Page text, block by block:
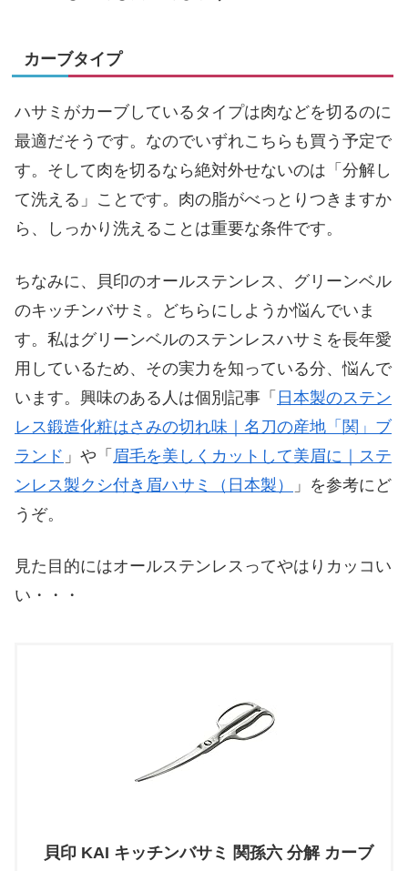
カーブタイプ
ハサミがカーブしているタイプは肉などを切るのに
最適だそうです。なのでいずれこちらも買う予定で
す。そして肉を切るなら絶対外せないのは「分解し
て洗える」ことです。肉の脂がべっとりつきますか
ら、しっかり洗えることは重要な条件です。
ちなみに、貝印のオールステンレス、グリーンベル
のキッチンバサミ。どちらにしようか悩んでいま
す。私はグリーンベルのステンレスハサミを長年愛
用しているため、その実力を知っている分、悩んで
います。興味のある人は個別記事「 日本製のステン
レス鍛造化粧はさみの切れ味｜名刀の産地「関」ブ
ランド 」や「 眉毛を美しくカットして美眉に｜ステ
ンレス製クシ付き眉ハサミ（日本製）
」を参考にど
うぞ。
見た目的にはオールステンレスってやはりカッコい
い・・・
貝印 KAI キッチンバサミ 関孫六 分解 カーブ